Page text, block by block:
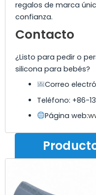
regalos de marca
confianza.
Contacto
¿Listo para pedir o
silicona para bebés?
Correo
Teléfono: +86-
Página web: